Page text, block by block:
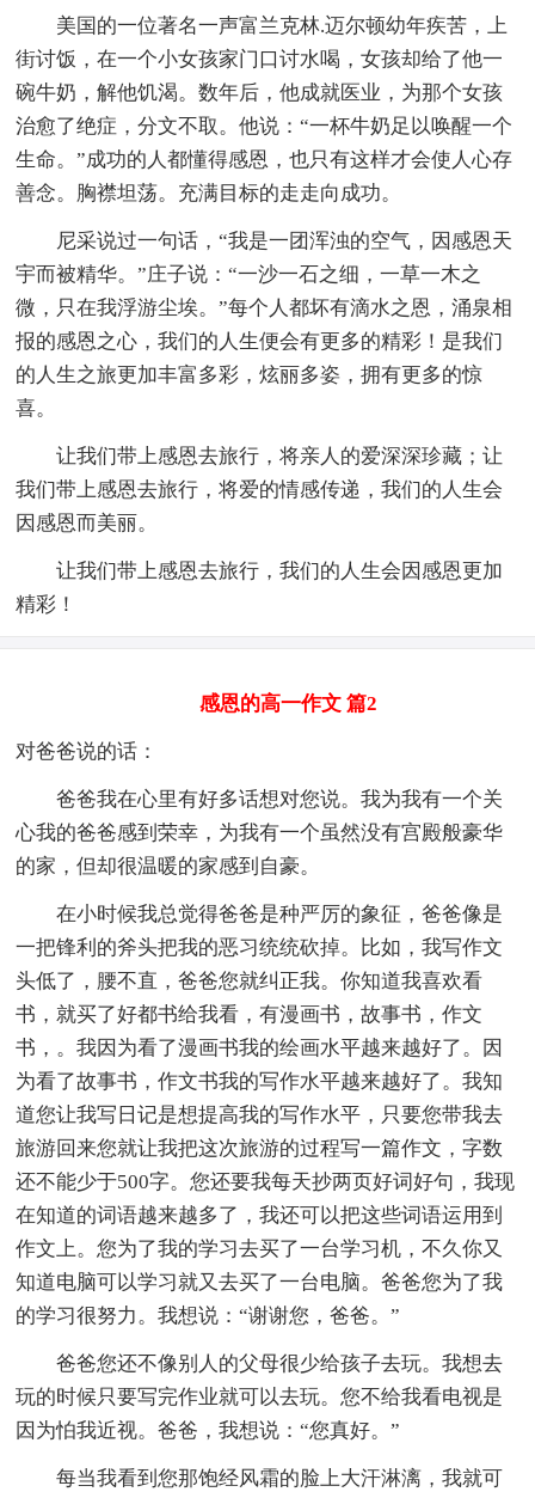
美国的一位著名一声富兰克林.迈尔顿幼年疾苦，上
街讨饭，在一个小女孩家门口讨水喝，女孩却给了他一
碗牛奶，解他饥渴。数年后，他成就医业，为那个女孩
治愈了绝症，分文不取。他说：“一杯牛奶足以唤醒一个
生命。”成功的人都懂得感恩，也只有这样才会使人心存
善念。胸襟坦荡。充满目标的走走向成功。
尼采说过一句话，“我是一团浑浊的空气，因感恩天
宇而被精华。”庄子说：“一沙一石之细，一草一木之
微，只在我浮游尘埃。”每个人都坏有滴水之恩，涌泉相
报的感恩之心，我们的人生便会有更多的精彩！是我们
的人生之旅更加丰富多彩，炫丽多姿，拥有更多的惊
喜。
让我们带上感恩去旅行，将亲人的爱深深珍藏；让
我们带上感恩去旅行，将爱的情感传递，我们的人生会
因感恩而美丽。
让我们带上感恩去旅行，我们的人生会因感恩更加
精彩！
感恩的高一作文 篇2
对爸爸说的话：
爸爸我在心里有好多话想对您说。我为我有一个关
心我的爸爸感到荣幸，为我有一个虽然没有宫殿般豪华
的家，但却很温暖的家感到自豪。
在小时候我总觉得爸爸是种严厉的象征，爸爸像是
一把锋利的斧头把我的恶习统统砍掉。比如，我写作文
头低了，腰不直，爸爸您就纠正我。你知道我喜欢看
书，就买了好都书给我看，有漫画书，故事书，作文
书，。我因为看了漫画书我的绘画水平越来越好了。因
为看了故事书，作文书我的写作水平越来越好了。我知
道您让我写日记是想提高我的写作水平，只要您带我去
旅游回来您就让我把这次旅游的过程写一篇作文，字数
还不能少于500字。您还要我每天抄两页好词好句，我现
在知道的词语越来越多了，我还可以把这些词语运用到
作文上。您为了我的学习去买了一台学习机，不久你又
知道电脑可以学习就又去买了一台电脑。爸爸您为了我
的学习很努力。我想说：“谢谢您，爸爸。”
爸爸您还不像别人的父母很少给孩子去玩。我想去
玩的时候只要写完作业就可以去玩。您不给我看电视是
因为怕我近视。爸爸，我想说：“您真好。”
每当我看到您那饱经风霜的脸上大汗淋漓，我就可